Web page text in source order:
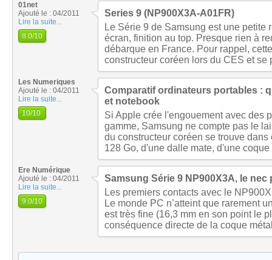
01net
Ajouté le : 04/2011
Lire la suite...
8.0/10
Series 9 (NP900X3A-A01FR)
Le Série 9 de Samsung est une petite
écran, finition au top. Presque rien à
débarque en France. Pour rappel,
constructeur coréen lors du CES et
Les Numeriques
Ajouté le : 04/2011
Lire la suite...
10/10
Comparatif ordinateurs portables :
et notebook
Si Apple crée l'engouement avec des
gamme, Samsung ne compte pas le
du constructeur coréen se trouve
128 Go, d'une dalle mate, d'une
Ere Numérique
Ajouté le : 04/2011
Lire la suite...
9.0/10
Samsung Série 9 NP900X3A, le
Les premiers contacts avec le
Le monde PC n’atteint que rarement
est très fine (16,3 mm en son point le
conséquence directe de la coque